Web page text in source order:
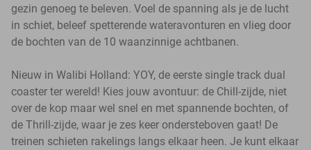
gezin genoeg te beleven. Voel de spanning als je de lucht
in schiet, beleef spetterende wateravonturen en vlieg door
de bochten van de 10 waanzinnige achtbanen.
Nieuw in Walibi Holland: YOY, de eerste single track dual
coaster ter wereld! Kies jouw avontuur: de Chill-zijde, niet
over de kop maar wel snel en met spannende bochten, of
de Thrill-zijde, waar je zes keer ondersteboven gaat! De
treinen schieten rakelings langs elkaar heen. Je kunt elkaar